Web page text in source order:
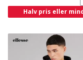
Halv pris eller